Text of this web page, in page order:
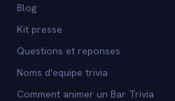
Blog
Kit presse
Questions et reponses
Noms d'equipe trivia
Comment animer un Bar Trivia